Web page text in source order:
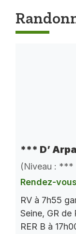
*** D’
(Niveau : ***
Rendez-
RV à 7h55
Seine, GR de
RER B à